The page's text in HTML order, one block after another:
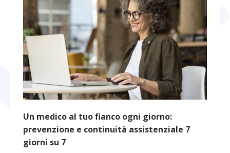
Un medico al tuo fianco ogni giorno:
prevenzione e continuità assistenziale 7
giorni su 7